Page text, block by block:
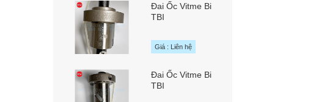
Đai Ốc Vitme Bi
TBI
chính hãng TBI
MOTION Đài Loan
Giá : Liên hệ
Đai Ốc Vitme Bi
TBI